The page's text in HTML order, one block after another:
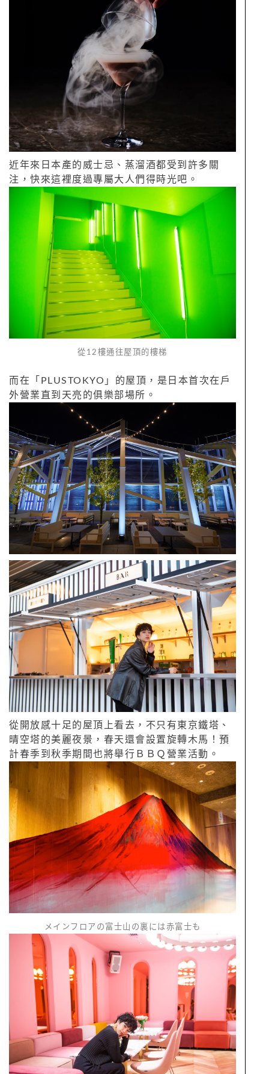
近年來日本產的威士忌、蒸溜酒都受到許多關
注，快來這裡度過專屬大人們得時光吧。
從12樓通往屋頂的樓梯
而在「PLUSTOKYO」的屋頂，是日本首次在戶
外營業直到天亮的俱樂部場所。
從開放感十足的屋頂上看去，不只有東京鐵塔、
晴空塔的美麗夜景，春天還會設置旋轉木馬！預
計春季到秋季期間也將舉行ＢＢＱ營業活動。
メインフロアの富士山の裏には赤富士も